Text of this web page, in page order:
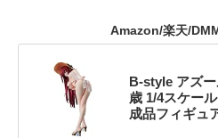
Amazon/楽天/
B-style アズ
歳 1/4スケー
成品フィギュ